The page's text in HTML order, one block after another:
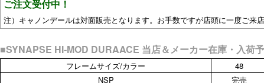
ご注文受付中！
注）キャノンデールは対面販売となります。お手数ですが店頭に一度ご来店
■SYNAPSE HI-MOD DURAACE 当店＆メーカー在庫・入荷予
フレームサイズ/カラー 48
NSP
完売